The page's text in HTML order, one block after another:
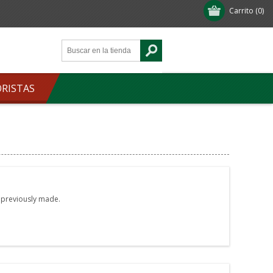
Carrito (0)
made.